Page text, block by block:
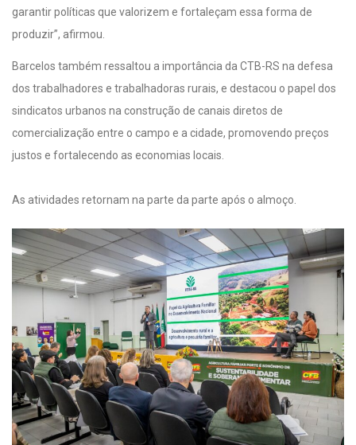
garantir políticas que valorizem e fortaleçam essa forma de
produzir”, afirmou.
Barcelos também ressaltou a importância da CTB-RS na defesa
dos trabalhadores e trabalhadoras rurais, e destacou o papel dos
sindicatos urbanos na construção de canais diretos de
comercialização entre o campo e a cidade, promovendo preços
justos e fortalecendo as economias locais.
As atividades retornam na parte da parte após o almoço.